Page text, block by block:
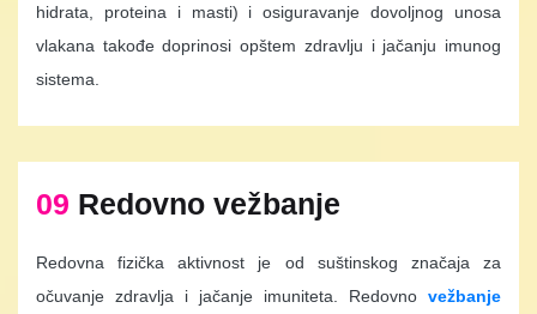
hidrata, proteina i masti) i osiguravanje dovoljnog unosa
vlakana takođe doprinosi opštem zdravlju i jačanju imunog
sistema.
09 Redovno vežbanje
Redovna fizička aktivnost je od suštinskog značaja za
očuvanje zdravlja i jačanje imuniteta. Redovno vežbanje